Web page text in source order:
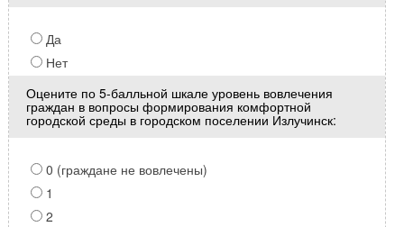
Да
Нет
Оцените по 5-балльной шкале уровень вовлечения
граждан в вопросы формирования комфортной
городской среды в городском поселении Излучинск:
0 (граждане не вовлечены)
1
2